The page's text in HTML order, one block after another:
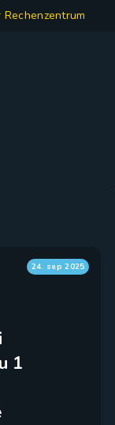
Rechenzentrum
24. sep 2025
1